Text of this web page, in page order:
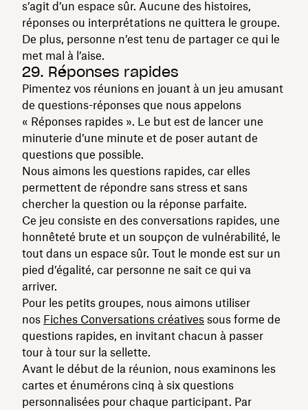
s’agit d’un espace sûr. Aucune des histoires,
réponses ou interprétations ne quittera le groupe.
De plus, personne n’est tenu de partager ce qui le
met mal à l’aise.
29. Réponses rapides
Pimentez vos réunions en jouant à un jeu amusant
de questions-réponses que nous appelons
« Réponses rapides ». Le but est de lancer une
minuterie d’une minute et de poser autant de
questions que possible.
Nous aimons les questions rapides, car elles
permettent de répondre sans stress et sans
chercher la question ou la réponse parfaite.
Ce jeu consiste en des conversations rapides, une
honnêteté brute et un soupçon de vulnérabilité, le
tout dans un espace sûr. Tout le monde est sur un
pied d’égalité, car personne ne sait ce qui va
arriver.
Pour les petits groupes, nous aimons utiliser
nos Fiches Conversations créatives sous forme de
questions rapides, en invitant chacun à passer
tour à tour sur la sellette.
Avant le début de la réunion, nous examinons les
cartes et énumérons cinq à six questions
personnalisées pour chaque participant. Par